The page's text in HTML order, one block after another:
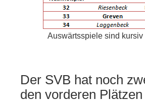
Auswärtsspiele sind
Der SVB hat noch
den vorderen